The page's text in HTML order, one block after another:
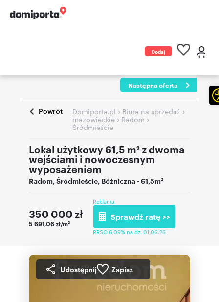
Dodaj
Następna oferta
Powrót Domiporta.pl › Biura na sprzedaż ›
mazowieckie › Radom ›
Śródmieście
Lokal użytkowy 61,5 m² z dwoma
wejściami i nowoczesnym
wyposażeniem
Radom,Śródmieście, Bóżniczna- 61,5m2
350 000 zł
5 691,06 zł/m2
Reklama
Sprawdź ratę >>
RRSO 6,09% na dz. 01.06.26
Udostępnij Zapisz